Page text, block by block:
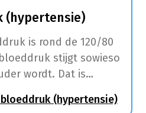
(hypertensie)
is rond de 120/80
stijgt sowieso
wordt. Dat is
een te hoge(hypertensie)